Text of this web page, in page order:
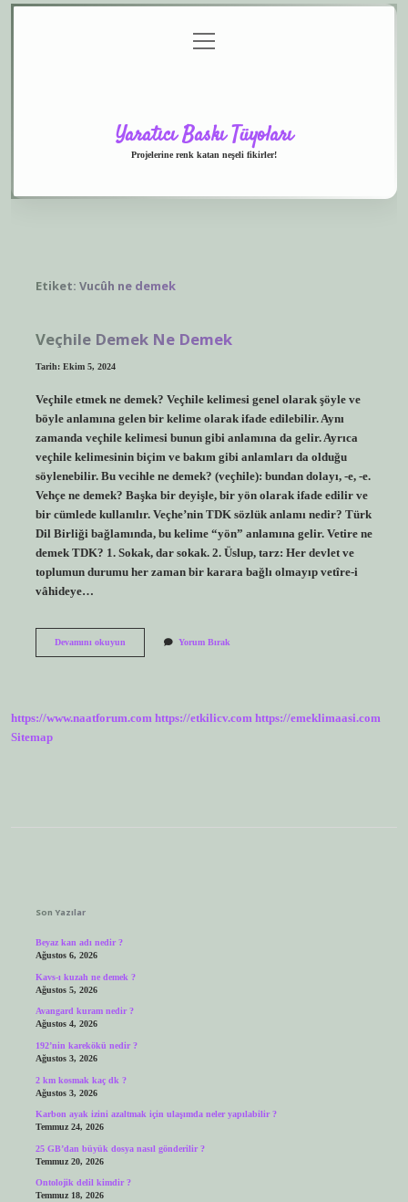
menüyü
aç
Yaratıcı Baskı Tüyoları
Projelerine renk katan neşeli fikirler!
Etiket: Vucûh ne demek
Veçhile Demek Ne Demek
Tarih: Ekim 5, 2024
Veçhile etmek ne demek? Veçhile kelimesi genel olarak şöyle ve
böyle anlamına gelen bir kelime olarak ifade edilebilir. Aynı
zamanda veçhile kelimesi bunun gibi anlamına da gelir. Ayrıca
veçhile kelimesinin biçim ve bakım gibi anlamları da olduğu
söylenebilir. Bu vecihle ne demek? (veçhile): bundan dolayı, -e, -e.
Vehçe ne demek? Başka bir deyişle, bir yön olarak ifade edilir ve
bir cümlede kullanılır. Veçhe’nin TDK sözlük anlamı nedir? Türk
Dil Birliği bağlamında, bu kelime “yön” anlamına gelir. Vetire ne
demek TDK? 1. Sokak, dar sokak. 2. Üslup, tarz: Her devlet ve
toplumun durumu her zaman bir karara bağlı olmayıp vetîre-i
vâhideye…
Devamını okuyunVeçhile
Yorum Bırak
https://www.naatforum.com https://etkilicv.com https://emeklimaasi.com
Sitemap
Son Yazılar
Beyaz kan adı nedir ?
Ağustos 6, 2026
Kavs-ı kuzah ne demek ?
Ağustos 5, 2026
Avangard kuram nedir ?
Ağustos 4, 2026
192’nin karekökü nedir ?
Ağustos 3, 2026
2 km kosmak kaç dk ?
Ağustos 3, 2026
Karbon ayak izini azaltmak için ulaşımda neler yapılabilir ?
Temmuz 24, 2026
25 GB’dan büyük dosya nasıl gönderilir ?
Temmuz 20, 2026
Ontolojik delil kimdir ?
Temmuz 18, 2026